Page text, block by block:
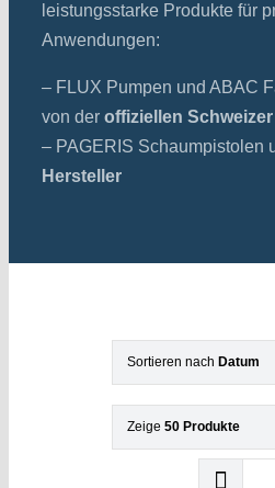
Shop
Kontakt
leistungsstarke Produkte für
Anwendungen:
– FLUX Pumpen und ABAC
von der offiziellen
– PAGERIS Schaumpistolen
Hersteller
Sortieren nach Datum
Zeige 50 Produkte